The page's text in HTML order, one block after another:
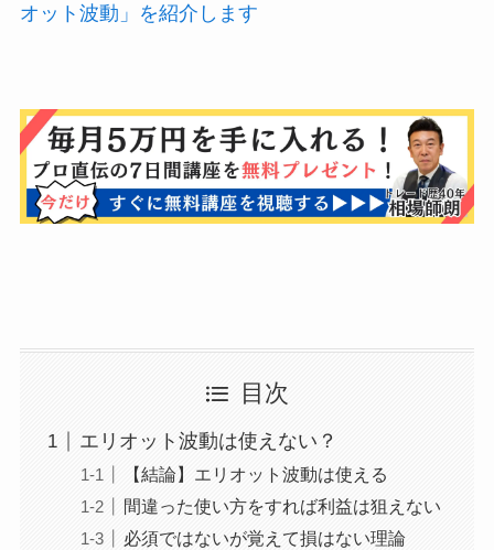
オット波動」を紹介します
目次
エリオット波動は使えない？
【結論】エリオット波動は使える
間違った使い方をすれば利益は狙えない
必須ではないが覚えて損はない理論